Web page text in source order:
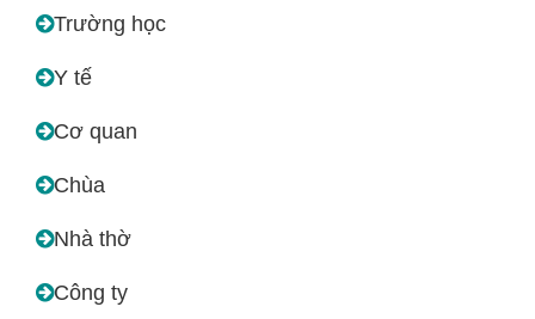
Trường học
Y tế
Cơ quan
Chùa
Nhà thờ
Công ty